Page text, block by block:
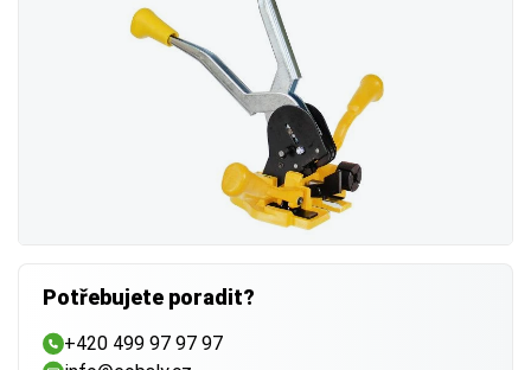
Potřebujete poradit?
+420 499 97 97 97